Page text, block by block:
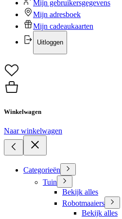
Mijn gebruikersgegevens
Mijn adresboek
Mijn cadeaukaarten
Uitloggen
Winkelwagen
Naar winkelwagen
Categorieën
Tuin
Bekijk alles
Robotmaaiers
Bekijk alles